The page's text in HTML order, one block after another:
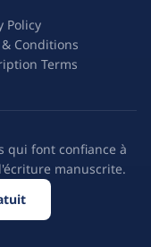
Policy
Conditions
Terms
qui font confiance à
manuscrite.